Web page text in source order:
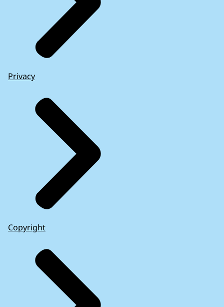
Privacy
Copyright